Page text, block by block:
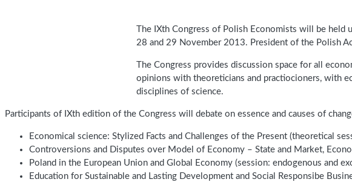
The IXth Congress of Polish Economists will be held
28 and 29 November 2013. President of the Polish
The Congress provides discussion space for all
opinions with theoreticians and practiocioners, with
disciplines of science.
Participants of IXth edition of the Congress will debate on essence and causes of
Economical science: Stylized Facts and Challenges of the Present (theoretical
Controversions and Disputes over Model of Economy – State and Market,
Poland in the European Union and Global Economy (session: endogenous and
Education for Sustainable and Lasting Development and Social Responsibe